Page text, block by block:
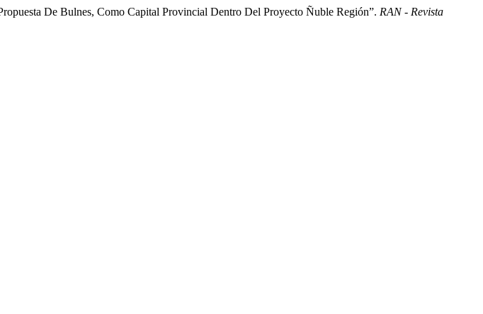
De Bulnes, Como Capital Provincial Dentro Del Proyecto Ñuble Región”. RAN - Revista